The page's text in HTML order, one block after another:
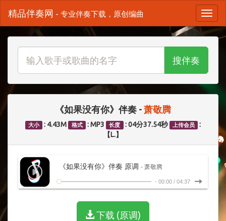
精品伴奏网 - 专业伴奏下载，原创编曲
搜伴奏
《如果没有你》伴奏 - 萧敬腾
大小 : 4.43M 格式 : MP3 长度 : 04分37.54秒 上传会员
:
【L.】
《如果没有你》伴奏 原调 - 萧敬腾
- 00:00 / 04:37
下载 (原调)